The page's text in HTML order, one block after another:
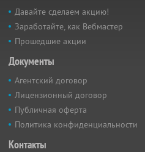
Давайте сделаем акцию!
Заработайте, как Вебмастер
Прошедшие акции
Документы
Агентский договор
Лицензионный договор
Публичная оферта
Политика конфиденциальности
Контакты